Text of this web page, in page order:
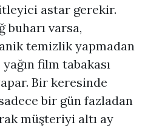
astar gerekir.
buharı varsa,
temizlik yapmadan
film tabakası
Bir keresinde
sadece bir gün fazladan
müşteriyi altı ay